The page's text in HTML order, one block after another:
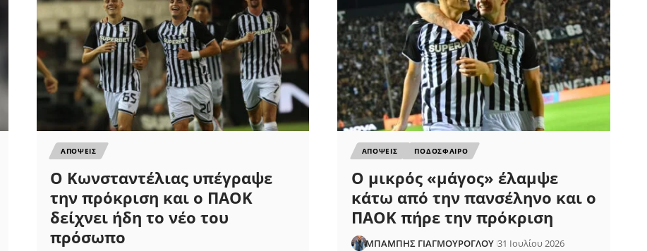
ΑΠΟΨΕΙΣ
Ο Κωνσταντέλιας υπέγραψε
την πρόκριση και ο ΠΑΟΚ
δείχνει ήδη το νέο του
πρόσωπο
ΑΠΟΨΕΙΣ ΠΟΔΟΣΦΑΙΡΟ
Ο μικρός «μάγος» έλαμψε
κάτω από την πανσέληνο και ο
ΠΑΟΚ πήρε την πρόκριση
ΜΠΑΜΠΗΣ ΓΙΑΓΜΟΥΡΟΓΛΟΥ 31 Ιουλίου 2026